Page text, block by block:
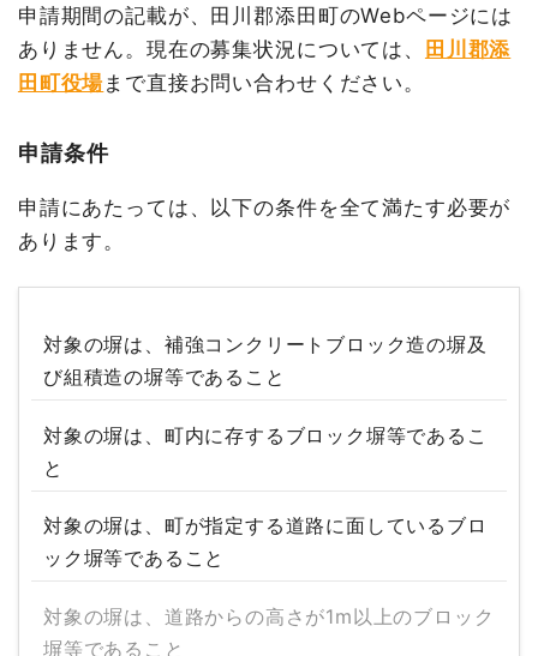
申請期間の記載が、田川郡添田町のWebページには
ありません。現在の募集状況については、
田川郡添
田町役場まで直接お問い合わせください。
申請条件
申請にあたっては、以下の条件を全て満たす必要が
あります。
対象の塀は、補強コンクリートブロック造の塀及
び組積造の塀等であること
対象の塀は、町内に存するブロック塀等であるこ
と
対象の塀は、町が指定する道路に面しているブロ
ック塀等であること
対象の塀は、道路からの高さが1m以上のブロック
塀等であること